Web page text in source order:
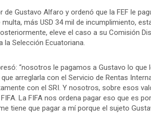
de Gustavo Alfaro y ordenó que la FEF le
más USD 34 mil de incumplimiento,
eleve el caso a su Comisión
Selección Ecuatoriana.
“nosotros le pagamos a Gustavo lo
arreglarla con el Servicio de Rentas
con el SRI. Y nosotros, sobre esos
La FIFA nos ordena pagar eso que es
tiene que pagar a mí porque el sujeto